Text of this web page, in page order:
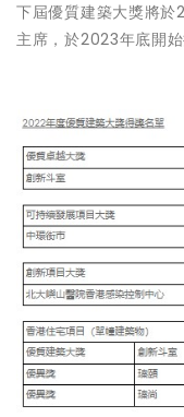
下屆優質建築大獎將
主席，於2023年底開始